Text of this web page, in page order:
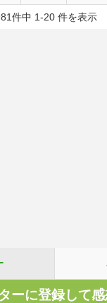
件中 1-20 件を表示
ーに登録して